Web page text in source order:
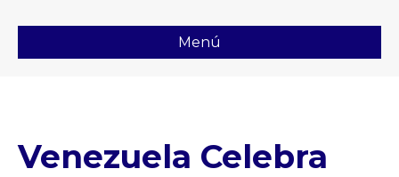
Menú
Venezuela Celebra